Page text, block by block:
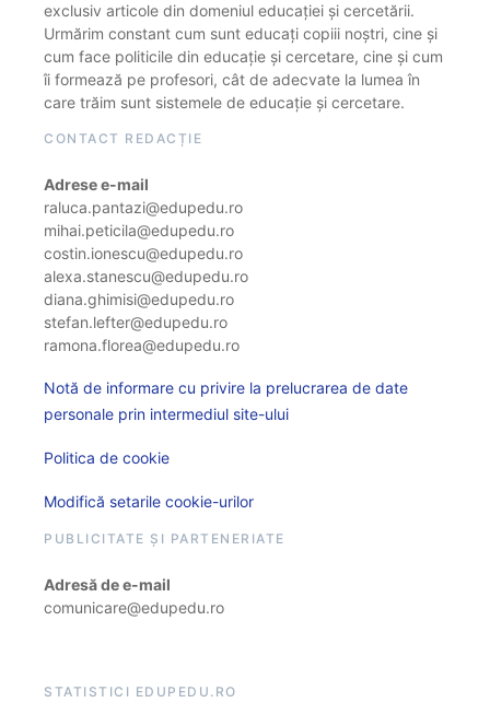
exclusiv articole din domeniul educației și cercetării.
Urmărim constant cum sunt educați copiii noștri, cine și
cum face politicile din educație și cercetare, cine și cum
îi formează pe profesori, cât de adecvate la lumea în
care trăim sunt sistemele de educație și cercetare.
CONTACT REDACȚIE
Adrese e-mail
raluca.pantazi@edupedu.ro
mihai.peticila@edupedu.ro
costin.ionescu@edupedu.ro
alexa.stanescu@edupedu.ro
diana.ghimisi@edupedu.ro
stefan.lefter@edupedu.ro
ramona.florea@edupedu.ro
Notă de informare cu privire la prelucrarea de date
personale prin intermediul site-ului
Politica de cookie
Modifică setarile cookie-urilor
PUBLICITATE ȘI PARTENERIATE
Adresă de e-mail
comunicare@edupedu.ro
STATISTICI EDUPEDU.RO